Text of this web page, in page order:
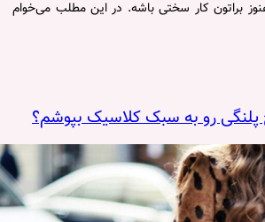
براتون کار سختی باشه. در این مطلب می‌خوام
رو به سبک کلاسیک بپوشم؟